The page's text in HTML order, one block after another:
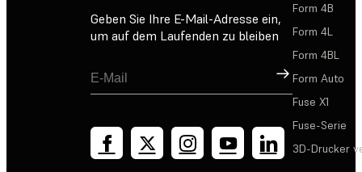
Geben Sie Ihre E-Mail-Adresse ein,
um auf dem Laufenden zu bleiben
Registrieren
Form 4B
Form 4L
Form 4BL
Form Auto
Fuse X1
Fuse-Serie
3D-Drucker